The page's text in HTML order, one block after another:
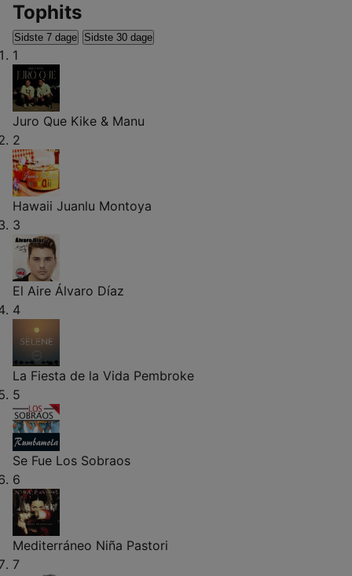
Tophits
Sidste 7 dage Sidste 30 dage
1
Juro Que Kike & Manu
2
Hawaii Juanlu Montoya
3
El Aire Álvaro Díaz
4
La Fiesta de la Vida Pembroke
5
Se Fue Los Sobraos
6
Mediterráneo Niña Pastori
7